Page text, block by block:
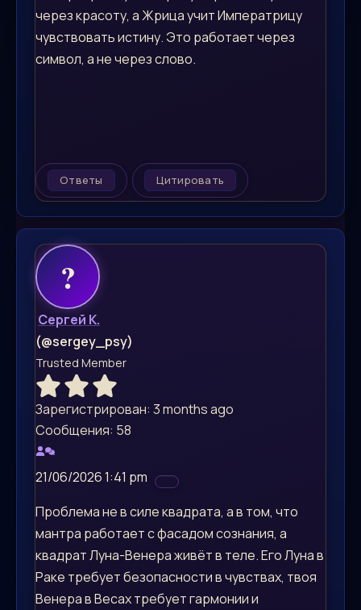
через красоту, а Жрица учит Императрицу
чувствовать истину. Это работает через
символ, а не через слово.
Ответы Цитировать
Сергей К.
(@sergey_psy)
Trusted Member
Зарегистрирован: 3 months ago
Сообщения: 58
21/06/2026 1:41 pm
Проблема не в силе квадрата, а в том, что
мантра работает с фасадом сознания, а
квадрат Луна-Венера живёт в теле. Его Луна в
Раке требует безопасности в чувствах, твоя
Венера в Весах требует гармонии и